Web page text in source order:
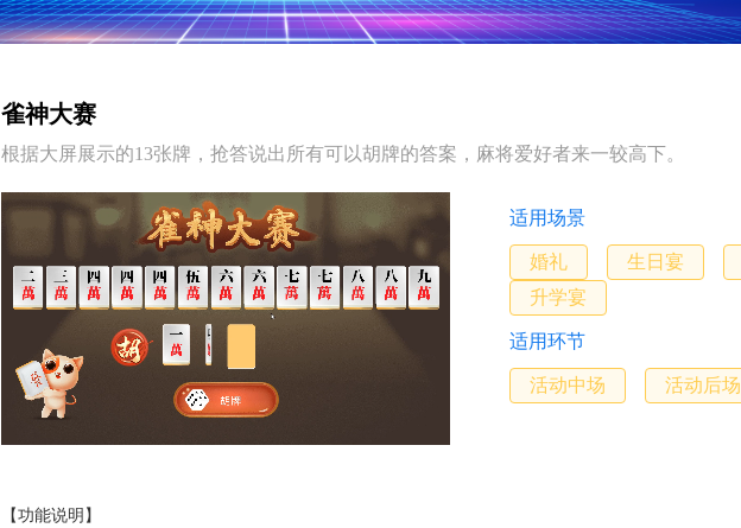
雀神大赛
根据大屏展示的13张牌，抢答说出所有可以胡牌的答案，麻将爱好者来一较高下。
适用场景
婚礼 生日宴
升学宴
适用环节
活动中场 活动后场
【功能说明】